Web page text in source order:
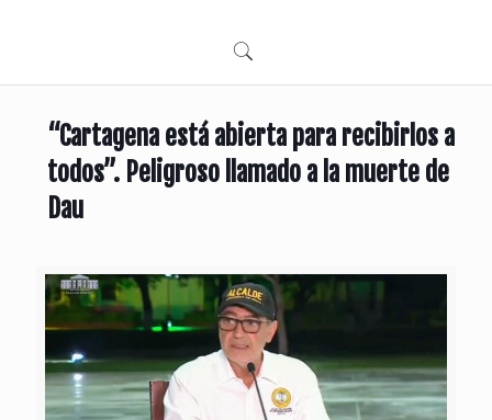
“Cartagena está abierta para recibirlos a
todos”. Peligroso llamado a la muerte de
Dau